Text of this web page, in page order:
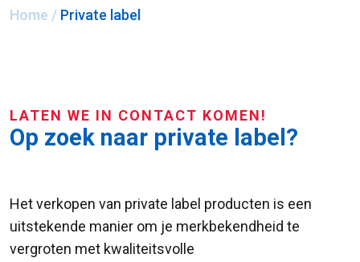
Home / Private label
LATEN WE IN CONTACT KOMEN!
Op zoek naar private label?
Het verkopen van private label producten is een
uitstekende manier om je merkbekendheid te
vergroten met kwaliteitsvolle